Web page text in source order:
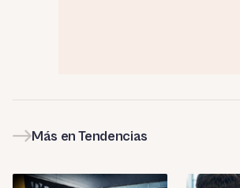
Más en Tendencias